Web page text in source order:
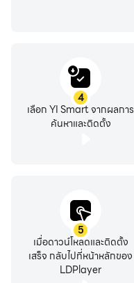
4
เลือก YI Smart จากผลการ
ค้นหาและติดตั้ง
5
เมื่อดาวน์โหลดและติดตั้ง
เสร็จ กลับไปที่หน้าหลักของ
LDPlayer